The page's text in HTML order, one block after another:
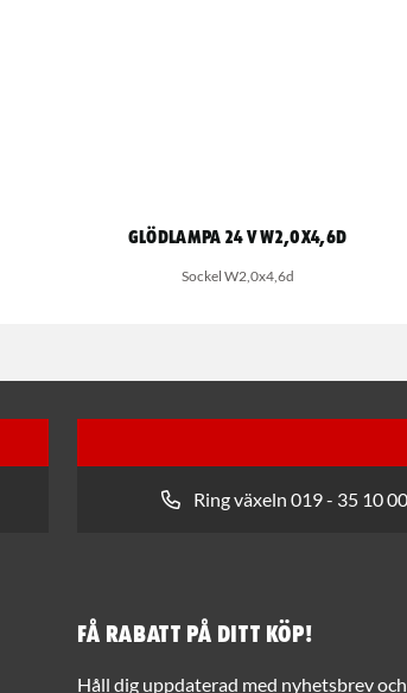
Glödlampa 24 V W2,0x4,6d
Sockel W2,0x4,6d
Ring växeln 019 - 35 10 00
Få rabatt på ditt köp!
Håll dig uppdaterad med nyhetsbrev